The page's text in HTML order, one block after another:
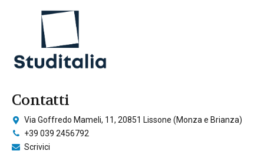
Contatti
Via Goffredo Mameli, 11, 20851 Lissone (Monza e Brianza)
+39 039 2456792
Scrivici